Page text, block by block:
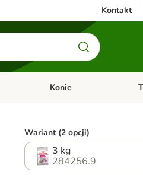
Kontakt
kategorii: AkwarystykaOtwórz menu kategorii:
Konie
Wariant (2 opcji)
3 kg
284256.9